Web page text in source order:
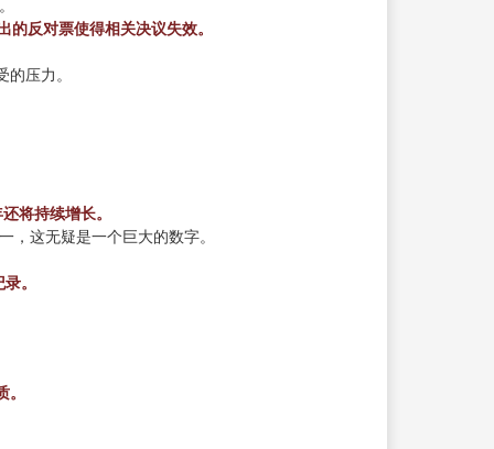
反对票使得相关决议失效。
压力。
将持续增长。
这无疑是一个巨大的数字。
。